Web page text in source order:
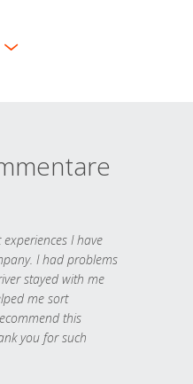
I have
I had problems
stayed with me
me sort
this
you for such